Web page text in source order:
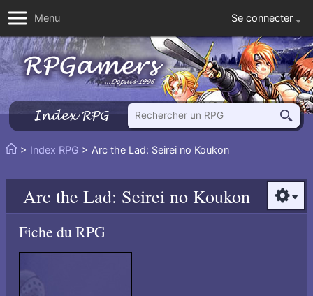
Menu Se connecter
Index RPG
Rechercher un RPG
Vous
> Index RPG > Arc the Lad: Seirei no Koukon
Arc the Lad: Seirei no Koukon Options
Fiche du RPG